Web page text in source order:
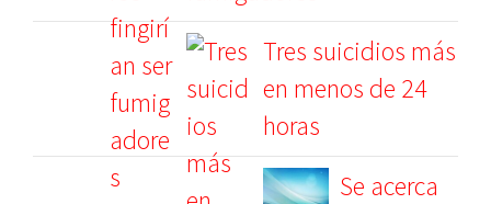
Tres suicidios más
en menos de 24
horas
Se acerca